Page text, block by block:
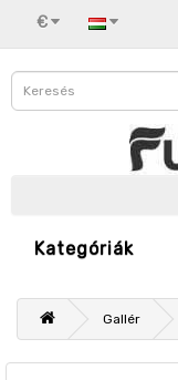
€
Kategóriák
Gallér